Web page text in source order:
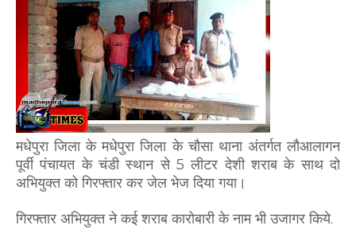
मधेपुरा जिला के मधेपुरा जिला के चौसा थाना अंतर्गत लौआलागन
पूर्वी पंचायत के चंडी स्थान से 5 लीटर देशी शराब के साथ दो
अभियुक्त को गिरफ्तार कर जेल भेज दिया गया।
गिरफ्तार अभियुक्त ने कई शराब कारोबारी के नाम भी उजागर किये.